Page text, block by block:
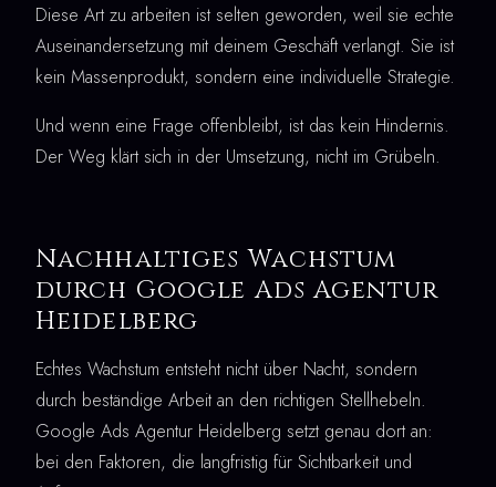
Diese Art zu arbeiten ist selten geworden, weil sie echte
Auseinandersetzung mit deinem Geschäft verlangt. Sie ist
kein Massenprodukt, sondern eine individuelle Strategie.
Und wenn eine Frage offenbleibt, ist das kein Hindernis.
Der Weg klärt sich in der Umsetzung, nicht im Grübeln.
Nachhaltiges Wachstum
durch Google Ads Agentur
Heidelberg
Echtes Wachstum entsteht nicht über Nacht, sondern
durch beständige Arbeit an den richtigen Stellhebeln.
Google Ads Agentur Heidelberg setzt genau dort an:
bei den Faktoren, die langfristig für Sichtbarkeit und